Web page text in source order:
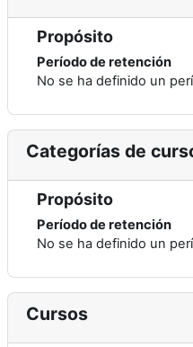
Propósito
Período de retención
No se ha definido un
Categorías de
Propósito
Período de retención
No se ha definido un
Cursos